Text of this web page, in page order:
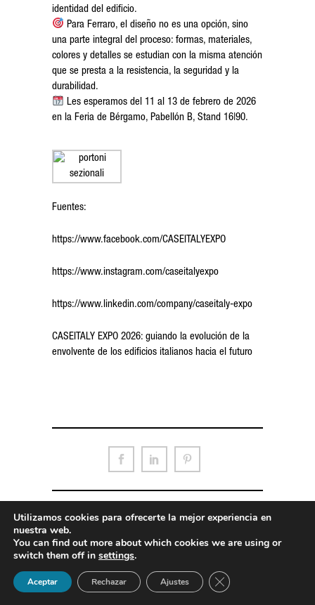
identidad del edificio.
Para Ferraro, el diseño no es una opción, sino
una parte integral del proceso: formas, materiales,
colores y detalles se estudian con la misma atención
que se presta a la resistencia, la seguridad y la
durabilidad.
Les esperamos del 11 al 13 de febrero de 2026
en la Feria de Bérgamo, Pabellón B, Stand 16|90.
Fuentes:
https://www.facebook.com/CASEITALYEXPO
https://www.instagram.com/caseitalyexpo
https://www.linkedin.com/company/caseitaly-expo
CASEITALY EXPO 2026: guiando la evolución de la
envolvente de los edificios italianos hacia el futuro
© FERRARO GROUP SRL PI/CF IT02750270643 | designed byXD STUDIO
developed byAUREA
Questo è un negozio di prova — nessun ordine sarà preso in considerazione.
Utilizamos cookies para ofrecerte la mejor experiencia en
nuestra web.
You can find out more about which cookies we are using or
switch them off in settings.
Aceptar Rechazar Ajustes Cerrar el banner de